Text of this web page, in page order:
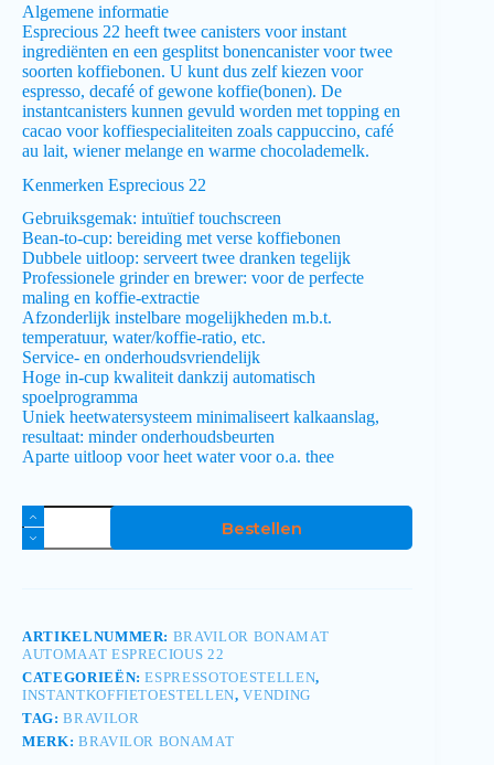
Algemene informatie
Esprecious 22 heeft twee canisters voor instant
ingrediënten en een gesplitst bonencanister voor twee
soorten koffiebonen. U kunt dus zelf kiezen voor
espresso, decafé of gewone koffie(bonen). De
instantcanisters kunnen gevuld worden met topping en
cacao voor koffiespecialiteiten zoals cappuccino, café
au lait, wiener melange en warme chocolademelk.
Kenmerken Esprecious 22
Gebruiksgemak: intuïtief touchscreen
Bean-to-cup: bereiding met verse koffiebonen
Dubbele uitloop: serveert twee dranken tegelijk
Professionele grinder en brewer: voor de perfecte
maling en koffie-extractie
Afzonderlijk instelbare mogelijkheden m.b.t.
temperatuur, water/koffie-ratio, etc.
Service- en onderhoudsvriendelijk
Hoge in-cup kwaliteit dankzij automatisch
spoelprogramma
Uniek heetwatersysteem minimaliseert kalkaanslag,
resultaat: minder onderhoudsbeurten
Aparte uitloop voor heet water voor o.a. thee
Bestellen
ARTIKELNUMMER: BRAVILOR BONAMAT
AUTOMAAT ESPRECIOUS 22
CATEGORIEËN:ESPRESSOTOESTELLEN,
INSTANTKOFFIETOESTELLEN,VENDING
TAG:BRAVILOR
MERK: BRAVILOR BONAMAT